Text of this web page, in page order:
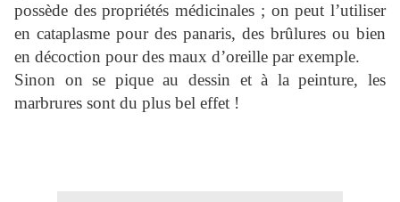
possède des propriétés médicinales ; on peut l’utiliser
en cataplasme pour des panaris, des brûlures ou bien
en décoction pour des maux d’oreille par exemple.
Sinon on se pique au dessin et à la peinture, les
marbrures sont du plus bel effet !